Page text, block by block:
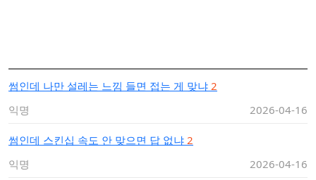
썸인데 나만 설레는 느낌 들면 접는 게 맞냐 2
익명
2026-04-16
썸인데 스킨십 속도 안 맞으면 답 없냐 2
익명
2026-04-16